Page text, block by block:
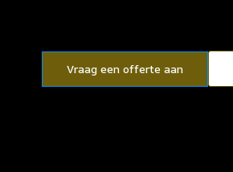
Vraag een offerte aan